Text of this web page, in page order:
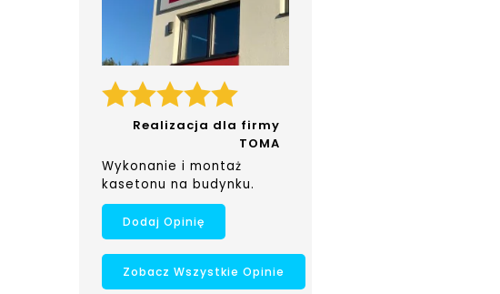
Realizacja dla firmy
TOMA
Wykonanie i montaż
kasetonu na budynku.
Dodaj Opinię
Zobacz Wszystkie Opinie